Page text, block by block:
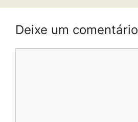
Deixe um comentário